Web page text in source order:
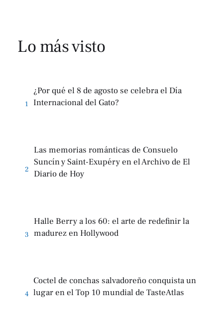
Lo más visto
1
¿Por qué el 8 de agosto se celebra el Día
Internacional del Gato?
2
Las memorias románticas de Consuelo
Suncín y Saint-Exupéry en el Archivo de El
Diario de Hoy
3
Halle Berry a los 60: el arte de redefinir la
madurez en Hollywood
4
Coctel de conchas salvadoreño conquista un
lugar en el Top 10 mundial de TasteAtlas